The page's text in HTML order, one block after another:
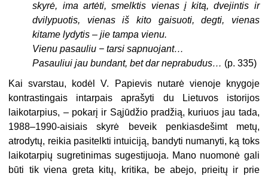
skyrė, ima artėti, smelktis vienas į kitą, dvejintis ir
dvilypuotis, vienas iš kito gaisuoti, degti, vienas
kitame lydytis – jie tampa vienu.
Vienu pasauliu − tarsi sapnuojant…
Pasauliui jau bundant, bet dar neprabudus… (p. 335)
Kai svarstau, kodėl V. Papievis nutarė vienoje knygoje
kontrastingais intarpais aprašyti du Lietuvos istorijos
laikotarpius, – pokarį ir Sąjūdžio pradžią, kuriuos jau tada,
1988–1990-aisiais skyrė beveik penkiasdešimt metų,
atrodytų, reikia pasitelkti intuiciją, bandyti numanyti, ką toks
laikotarpių sugretinimas sugestijuoja. Mano nuomonė gali
būti tik viena greta kitų, kritika, be abejo, prieitų ir prie